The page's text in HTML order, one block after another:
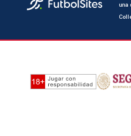
una